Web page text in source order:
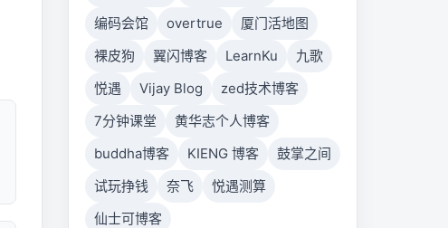
编码会馆
overtrue
厦门活地图
裸皮狗
翼闪博客 LearnKu
九歌
悦遇
Vijay Blog
zed技术博客
7分钟课堂
黄华志个人博客
buddha博客
KIENG 博客
鼓掌之间
试玩挣钱
奈飞
悦遇测算
仙士可博客